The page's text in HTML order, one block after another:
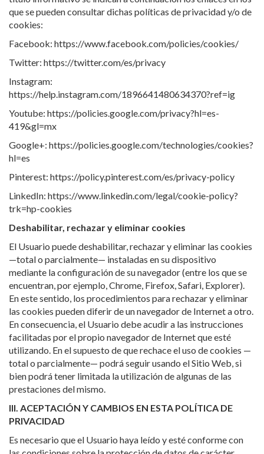
que se pueden consultar dichas políticas de privacidad y/o de
cookies:
Facebook: https://www.facebook.com/policies/cookies/
Twitter: https://twitter.com/es/privacy
Instagram:
https://help.instagram.com/1896641480634370?ref=ig
Youtube: https://policies.google.com/privacy?hl=es-
419&gl=mx
Google+: https://policies.google.com/technologies/cookies?
hl=es
Pinterest: https://policy.pinterest.com/es/privacy-policy
LinkedIn: https://www.linkedin.com/legal/cookie-policy?
trk=hp-cookies
Deshabilitar, rechazar y eliminar cookies
El Usuario puede deshabilitar, rechazar y eliminar las cookies
—total o parcialmente— instaladas en su dispositivo
mediante la configuración de su navegador (entre los que se
encuentran, por ejemplo, Chrome, Firefox, Safari, Explorer).
En este sentido, los procedimientos para rechazar y eliminar
las cookies pueden diferir de un navegador de Internet a otro.
En consecuencia, el Usuario debe acudir a las instrucciones
facilitadas por el propio navegador de Internet que esté
utilizando. En el supuesto de que rechace el uso de cookies —
total o parcialmente— podrá seguir usando el Sitio Web, si
bien podrá tener limitada la utilización de algunas de las
prestaciones del mismo.
III. ACEPTACIÓN Y CAMBIOS EN ESTA POLÍTICA DE
PRIVACIDAD
Es necesario que el Usuario haya leído y esté conforme con
las condiciones sobre la protección de datos de carácter